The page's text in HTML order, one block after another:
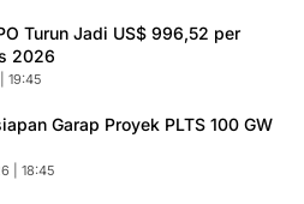
Turun Jadi US$ 996,52 per
2026
19:45
Garap Proyek PLTS 100 GW
| 18:45